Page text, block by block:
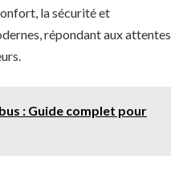
la sécurité et
répondant aux attentes
: Guide complet pour